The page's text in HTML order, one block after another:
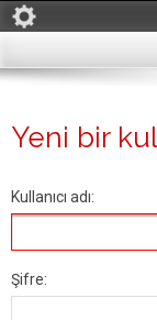
Yeni bir
Kullanıcı adı:
Şifre: